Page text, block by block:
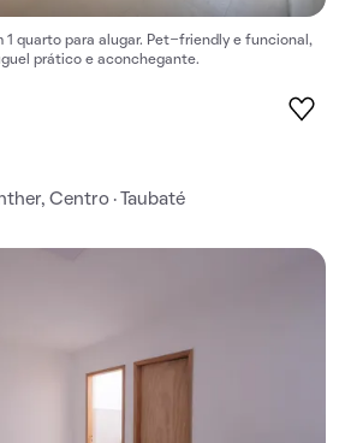
1 quarto para alugar. Pet-friendly e funcional,
prático e aconchegante.
Centro · Taubaté